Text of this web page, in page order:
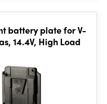
battery plate for V-
14.4V, High Load